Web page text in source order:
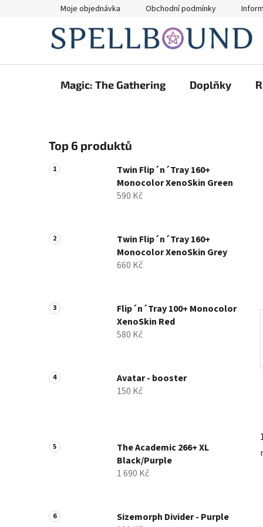
Moje objednávka Obchodní podmínky
Magic: The Gathering Doplňky
o
s
t
n
n
e
Top 6 produktů
Twin Flip´n´Tray 160+
Monocolor XenoSkin Green
590 Kč
Twin Flip´n´Tray 160+
Monocolor XenoSkin Grey
660 Kč
Flip´n´Tray 100+ Monocolor
XenoSkin Red
580 Kč
Avatar - booster
150 Kč
The Academic 266+ XL
Black/Purple
1 690 Kč
Sizemorph Divider - Purple